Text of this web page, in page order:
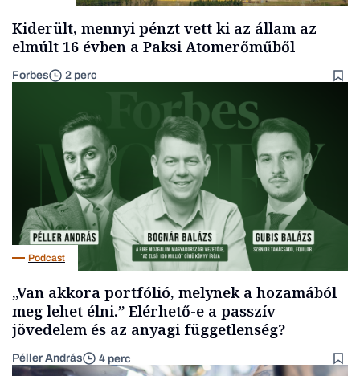
Kiderült, mennyi pénzt vett ki az állam az
elmúlt 16 évben a Paksi Atomerőműből
Forbes 2 perc
Podcast
„Van akkora portfólió, melynek a hozamából
meg lehet élni.” Elérhető-e a passzív
jövedelem és az anyagi függetlenség?
Péller András 4 perc